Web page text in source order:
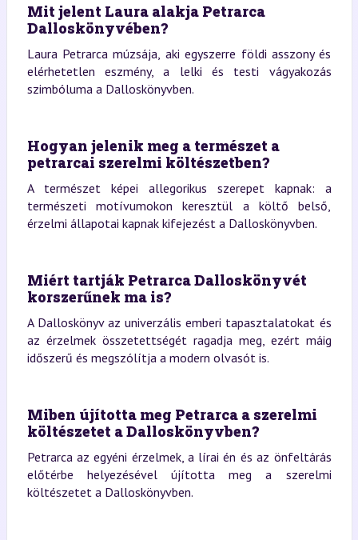
Mit jelent Laura alakja Petrarca
Dalloskönyvében?
Laura Petrarca múzsája, aki egyszerre földi asszony és
elérhetetlen eszmény, a lelki és testi vágyakozás
szimbóluma a Dalloskönyvben.
Hogyan jelenik meg a természet a
petrarcai szerelmi költészetben?
A természet képei allegorikus szerepet kapnak: a
természeti motívumokon keresztül a költő belső,
érzelmi állapotai kapnak kifejezést a Dalloskönyvben.
Miért tartják Petrarca Dalloskönyvét
korszerűnek ma is?
A Dalloskönyv az univerzális emberi tapasztalatokat és
az érzelmek összetettségét ragadja meg, ezért máig
időszerű és megszólítja a modern olvasót is.
Miben újította meg Petrarca a szerelmi
költészetet a Dalloskönyvben?
Petrarca az egyéni érzelmek, a lírai én és az önfeltárás
előtérbe helyezésével újította meg a szerelmi
költészetet a Dalloskönyvben.